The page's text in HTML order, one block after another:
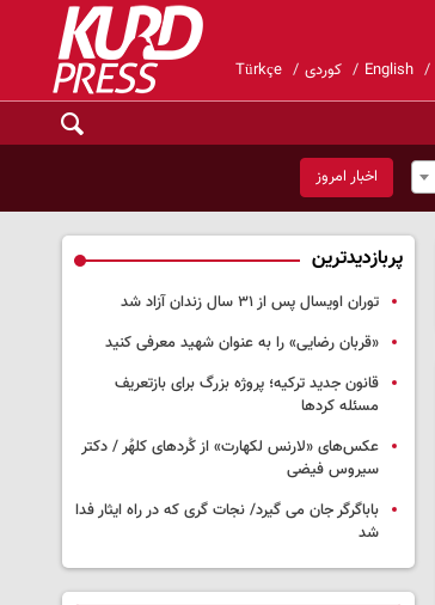
English کوردی Türkçe
اخبار امروز
پربازدیدترین
توران اویسال پس از ۳۱ سال زندان آزاد شد
«قربان رضایی» را به عنوان شهید معرفی کنید
قانون جدید ترکیه؛ پروژه بزرگ‌ برای بازتعریف
مسئله کردها
عکس‌های «لارنس لکهارت» از کُردهای کلهُر / دکتر
سیروس فیضی
باباگرگر جان می گیرد/ نجات گری که در راه ایثار فدا
شد